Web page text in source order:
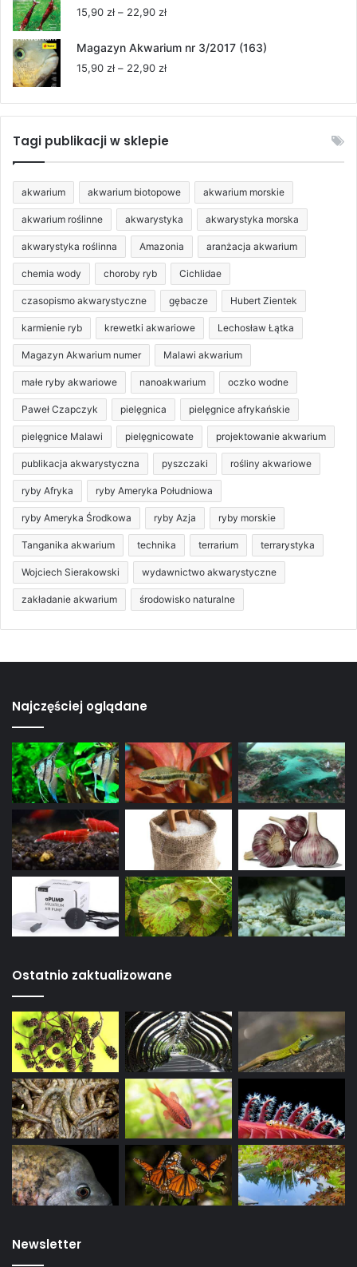
15,90 zł – 22,90 złZakres
od
Magazyn Akwarium nr 3/2017 (163)
15,90 zł – 22,90 złZakres
od
15,90 zł
Tagi publikacji w sklepie
akwarium akwarium biotopowe akwarium morskie
akwarium roślinne akwarystyka akwarystyka morska
akwarystyka roślinna Amazonia aranżacja akwarium
chemia wody choroby ryb Cichlidae
czasopismo akwarystyczne gębacze Hubert Zientek
karmienie ryb krewetki akwariowe Lechosław Łątka
Magazyn Akwarium numer Malawi akwarium
małe ryby akwariowe nanoakwarium oczko wodne
Paweł Czapczyk pielęgnica pielęgnice afrykańskie
pielęgnice Malawi pielęgnicowate projektowanie akwarium
publikacja akwarystyczna pyszczaki rośliny akwariowe
ryby Afryka ryby Ameryka Południowa
ryby Ameryka Środkowa ryby Azja ryby morskie
Tanganika akwarium technika terrarium terrarystyka
Wojciech Sierakowski wydawnictwo akwarystyczne
zakładanie akwarium środowisko naturalne
Najczęściej oglądane
Ostatnio zaktualizowane
Newsletter